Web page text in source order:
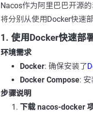
Nacos作为阿里巴巴开源
将分别从使用Docker快速
1. 使用Docker快速部
环境需求
Docker: 确保安装了
Docker Compose: 安
步骤说明
下载 nacos-docker